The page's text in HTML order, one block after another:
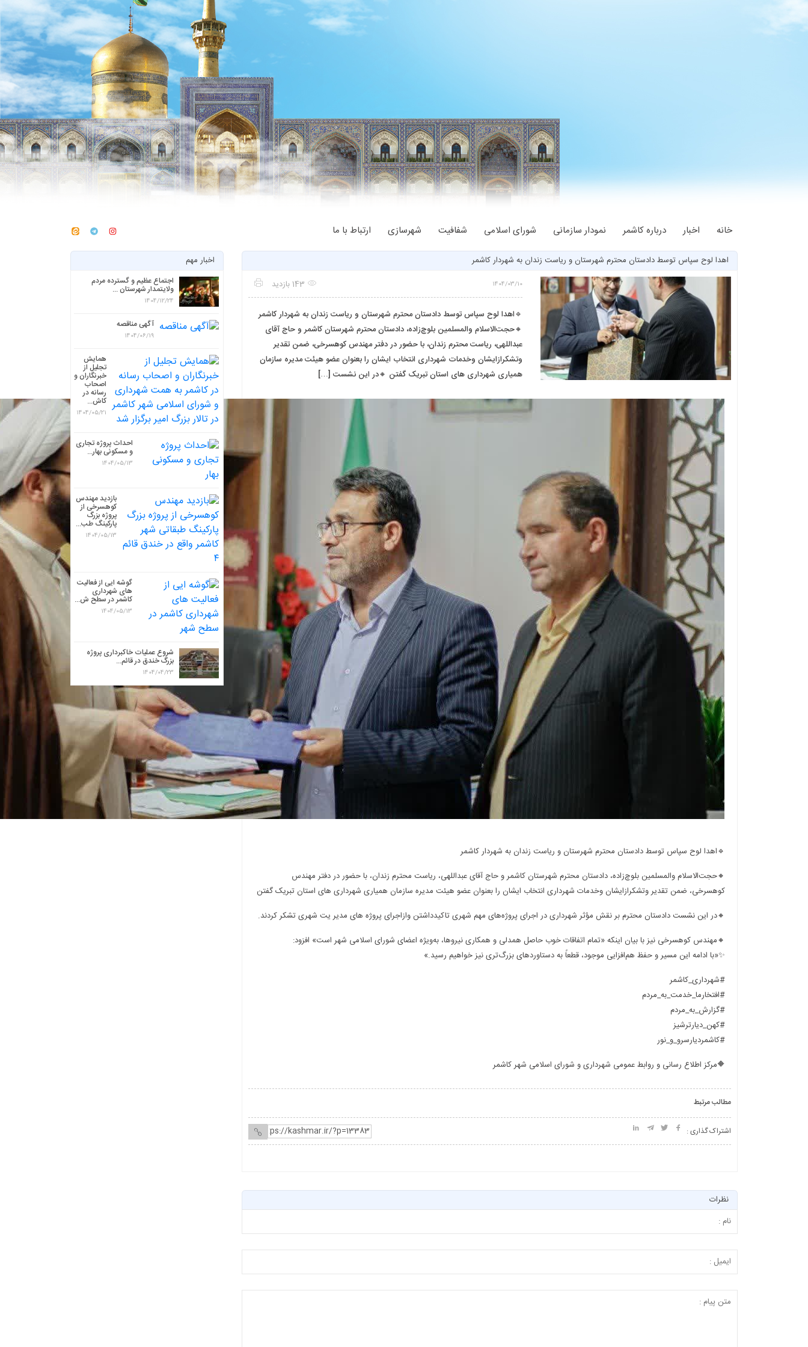
خانه اخبار درباره کاشمر نمودار سازمانی شورای اسلامی شفافیت شهرسازی ارتباط با ما
اهدا لوح سپاس توسط دادستان محترم شهرستان و ریاست زندان به شهردار کاشمر
1404/03/10 143 بازدید
🔹اهدا لوح سپاس توسط دادستان محترم شهرستان و ریاست زندان به شهردار کاشمر
🔸حجت‌الاسلام والمسلمین بلوچ‌زاده، دادستان محترم شهرستان کاشمر و حاج آقای
عبداللهی، ریاست محترم زندان، با حضور در دفتر مهندس کوهسرخی، ضمن تقدیر
وتشکرازایشان وخدمات شهرداری انتخاب ایشان را بعنوان عضو هیئت مدیره سازمان
همیاری شهرداری های استان تبریک گفتن 🔸در این نشست […]
🔹اهدا لوح سپاس توسط دادستان محترم شهرستان و ریاست زندان به شهردار کاشمر
🔸حجت‌الاسلام والمسلمین بلوچ‌زاده، دادستان محترم شهرستان کاشمر و حاج آقای عبداللهی، ریاست محترم زندان، با حضور در دفتر مهندس
کوهسرخی، ضمن تقدیر وتشکرازایشان وخدمات شهرداری انتخاب ایشان را بعنوان عضو هیئت مدیره سازمان همیاری شهرداری های استان تبریک گفتن
🔸در این نشست دادستان محترم بر نقش مؤثر شهرداری در اجرای پروژه‌های مهم شهری تاکیدداشتن وازاجرای پروژه های مدیر یت شهری تشکر کردند.
🔸مهندس کوهسرخی نیز با بیان اینکه «تمام اتفاقات خوب حاصل همدلی و همکاری نیروها، به‌ویژه اعضای شورای اسلامی شهر است» افزود:
✨«با ادامه این مسیر و حفظ هم‌افزایی موجود، قطعاً به دستاوردهای بزرگ‌تری نیز خواهیم رسید.»
#شهرداری_کاشمر
#افتخارما_خدمت_به_مردم
#گزارش_به_مردم
#کهن_دیارترشیز
#کاشمردیارسرو_و_نور
🔶مرکز اطلاع رسانی و روابط عمومی شهرداری و شورای اسلامی شهر کاشمر
مطالب مرتبط
اشتراک گذاری :
نظرات
اخبار مهم
اجتماع عظیم و گسترده مردم
ولایتمدار شهرستان ...
1404/12/24
آگهی مناقصه
1404/06/19
همایش
تجلیل از
خبرنگاران و
اصحاب
رسانه در
کاش...
1404/05/21
احداث پروژه تجاری
و مسکونی بهار...
1404/05/13
بازدید مهندس
کوهسرخی از
پروژه بزرگ
پارکینگ طب...
1404/05/13
گوشه ایی از فعالیت
های شهرداری
کاشمر در سطح ش...
1404/05/13
شروع عملیات خاکبرداری پروژه
بزرگ خندق در قائم...
1404/04/23